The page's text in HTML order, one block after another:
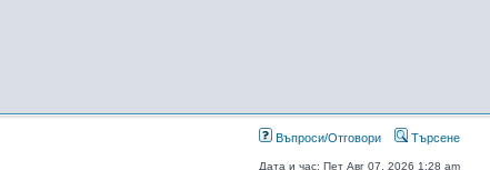
Въпроси/Отговори Търсене
Дата и час: Пет Авг 07, 2026 1:28 am